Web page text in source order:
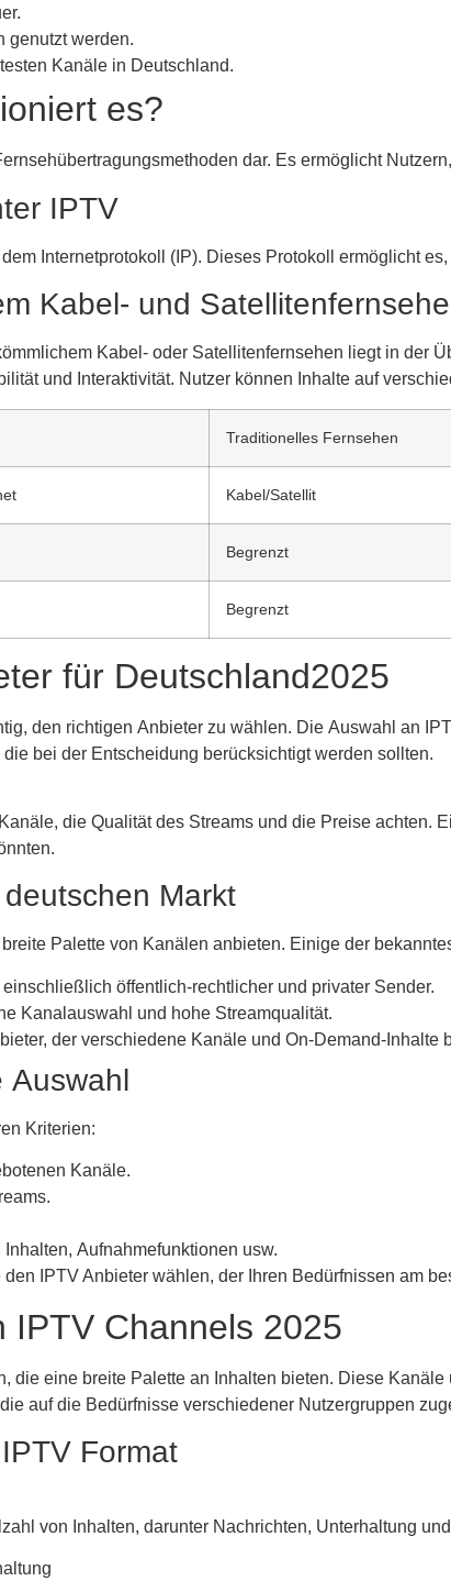
genutzt werden.
Kanäle in Deutschland.
es?
dar. Es ermöglicht
IPTV
Internetprotokoll (IP). Dieses Protokoll ermöglicht
Kabel- und
Kabel- oder Satellitenfernsehen liegt in
und Interaktivität. Nutzer können Inhalte auf
Traditionelles Fernsehen
Kabel/Satellit
Begrenzt
Begrenzt
für Deutschland2025
den richtigen Anbieter zu wählen. Die Auswahl an
bei der Entscheidung berücksichtigt werden sollten.
die Qualität des Streams und die Preise achten.
Markt
Palette von Kanälen anbieten. Einige der
öffentlich-rechtlicher und privater Sender.
Kanalauswahl und hohe Streamqualität.
der verschiedene Kanäle und On-Demand-Inhalte
Auswahl
Kriterien:
Kanäle.
Aufnahmefunktionen usw.
IPTV Anbieter wählen, der Ihren Bedürfnissen am
IPTV Channels 2025
die eine breite Palette an Inhalten bieten. Diese Kanäle
auf die Bedürfnisse verschiedener Nutzergruppen
Format
von Inhalten, darunter Nachrichten, Unterhaltung